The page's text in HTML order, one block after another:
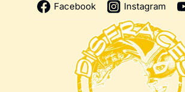
Facebook Instagram